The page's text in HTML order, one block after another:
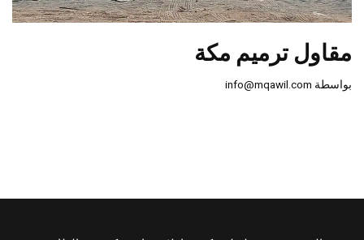
مقاول ترميم مكة
بواسطة info@mqawil.com